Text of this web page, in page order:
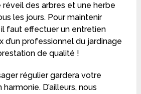
des arbres et une herbe
les jours. Pour maintenir
faut effectuer un entretien
d’un professionnel du jardinage
de qualité !
régulier gardera votre
D’ailleurs, nous